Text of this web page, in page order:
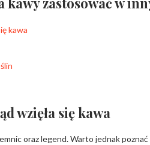
kawa
wzięła się kawa
oraz legend. Warto jednak